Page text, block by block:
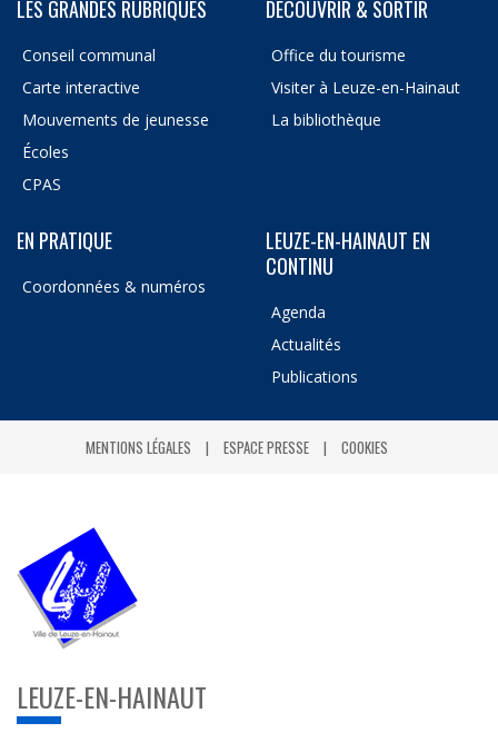
LES GRANDES RUBRIQUES
Conseil communal
Carte interactive
Mouvements de jeunesse
Écoles
CPAS
DÉCOUVRIR & SORTIR
Office du tourisme
Visiter à Leuze-en-Hainaut
La bibliothèque
EN PRATIQUE
Coordonnées & numéros
LEUZE-EN-HAINAUT EN
CONTINU
Agenda
Actualités
Publications
MENTIONS LÉGALES ESPACE PRESSE COOKIES
LEUZE-EN-HAINAUT